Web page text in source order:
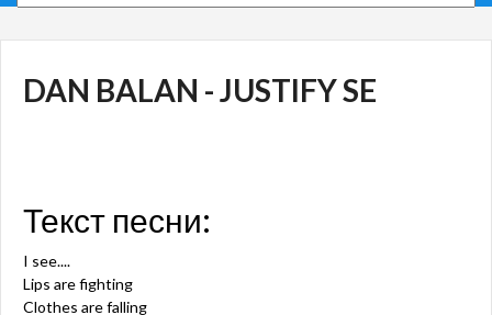
DAN BALAN - JUSTIFY SE
Текст песни:
I see....
Lips are fighting
Clothes are falling